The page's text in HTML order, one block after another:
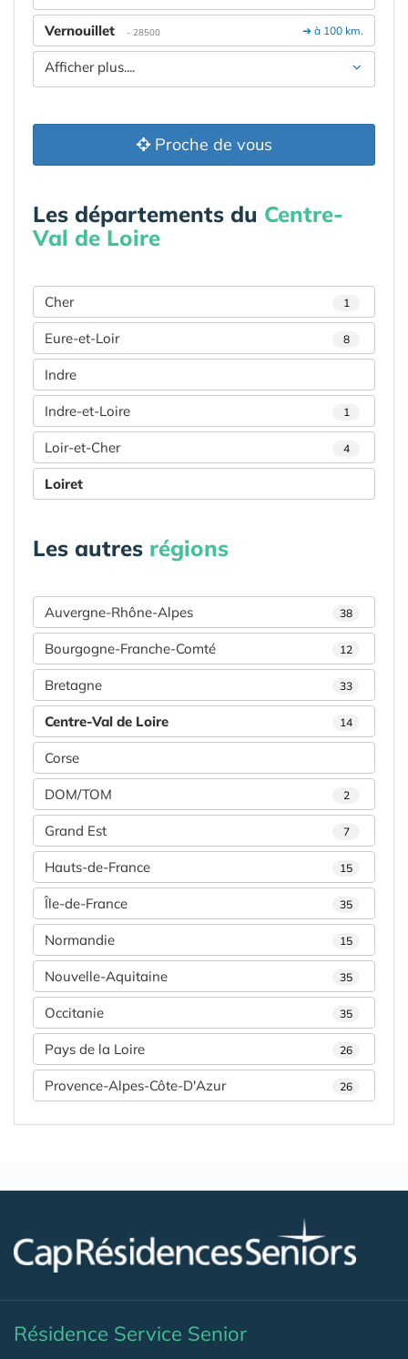
➔ à 100 km.
Vernouillet - 28500
Afficher plus....
Proche de vous
Les départements du Centre-
Val de Loire
Cher 1
Eure-et-Loir 8
Indre
Indre-et-Loire 1
Loir-et-Cher 4
Loiret
Les autres régions
Auvergne-Rhône-Alpes 38
Bourgogne-Franche-Comté 12
Bretagne 33
Centre-Val de Loire 14
Corse
DOM/TOM 2
Grand Est 7
Hauts-de-France 15
Île-de-France 35
Normandie 15
Nouvelle-Aquitaine 35
Occitanie 35
Pays de la Loire 26
Provence-Alpes-Côte-D'Azur 26
Résidence Service Senior